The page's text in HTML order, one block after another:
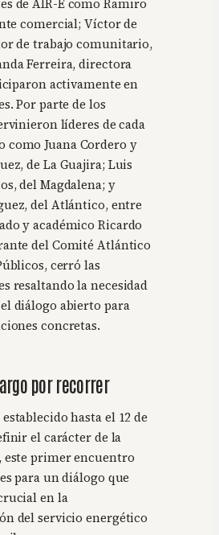
de AIR-E como Ramiro
comercial; Víctor de
de trabajo comunitario,
Ferreira, directora
activamente en
Por parte de los
líderes de cada
como Juana Cordero y
de La Guajira; Luis
del Magdalena; y
del Atlántico, entre
y académico Ricardo
del Comité Atlántico
cerró las
resaltando la necesidad
diálogo abierto para
concretas.
por recorrer
hasta el 12 de
el carácter de la
primer encuentro
para un diálogo que
en la
del servicio energético